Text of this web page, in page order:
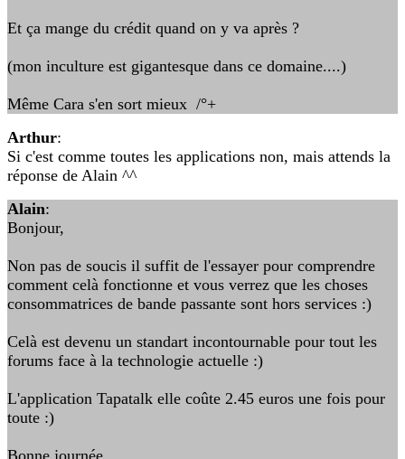
Et ça mange du crédit quand on y va après ?
(mon inculture est gigantesque dans ce domaine....)
Même Cara s'en sort mieux /°+
Arthur:
Si c'est comme toutes les applications non, mais attends la
réponse de Alain ^^
Alain:
Bonjour,
Non pas de soucis il suffit de l'essayer pour comprendre
comment celà fonctionne et vous verrez que les choses
consommatrices de bande passante sont hors services :)
Celà est devenu un standart incontournable pour tout les
forums face à la technologie actuelle :)
L'application Tapatalk elle coûte 2.45 euros une fois pour
toute :)
Bonne journée.